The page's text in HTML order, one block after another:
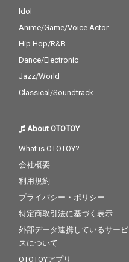
Idol
Anime/Game/Voice Actor
Hip Hop/R&B
Dance/Electronic
Jazz/World
Classical/Soundtrack
About OTOTOY
What is OTOTOY?
会社概要
利用規約
プライバシー・ポリシー
特定商取引法に基づく表示
外部データ連携しているサービ
スについて
OTOTOYアプリ